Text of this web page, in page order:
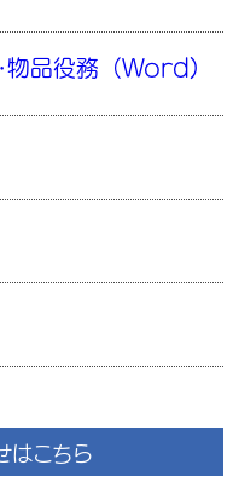
物品役務（Word)
はこちら